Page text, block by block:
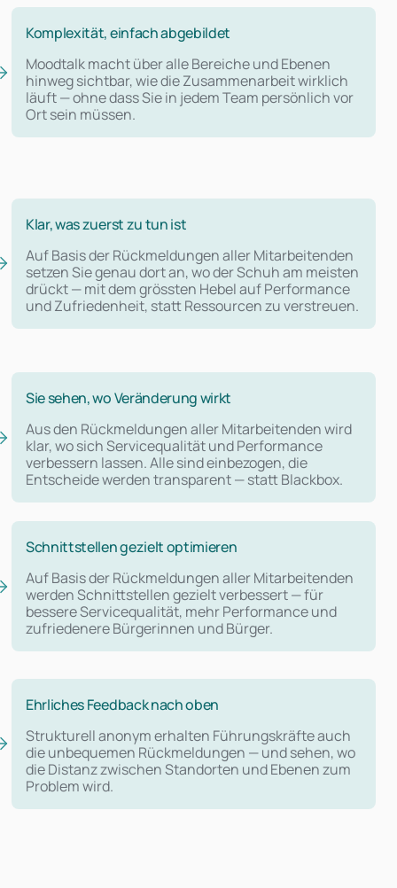
Komplexität, einfach abgebildet
Moodtalk macht über alle Bereiche und Ebenen
hinweg sichtbar, wie die Zusammenarbeit wirklich
läuft — ohne dass Sie in jedem Team persönlich vor
Ort sein müssen.
Klar, was zuerst zu tun ist
Auf Basis der Rückmeldungen aller Mitarbeitenden
setzen Sie genau dort an, wo der Schuh am meisten
drückt — mit dem grössten Hebel auf Performance
und Zufriedenheit, statt Ressourcen zu verstreuen.
Sie sehen, wo Veränderung wirkt
Aus den Rückmeldungen aller Mitarbeitenden wird
klar, wo sich Servicequalität und Performance
verbessern lassen. Alle sind einbezogen, die
Entscheide werden transparent — statt Blackbox.
Schnittstellen gezielt optimieren
Auf Basis der Rückmeldungen aller Mitarbeitenden
werden Schnittstellen gezielt verbessert — für
bessere Servicequalität, mehr Performance und
zufriedenere Bürgerinnen und Bürger.
Ehrliches Feedback nach oben
Strukturell anonym erhalten Führungskräfte auch
die unbequemen Rückmeldungen — und sehen, wo
die Distanz zwischen Standorten und Ebenen zum
Problem wird.